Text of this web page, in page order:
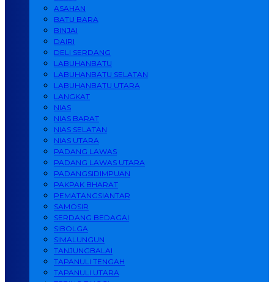
ASAHAN
BATU BARA
BINJAI
DAIRI
DELI SERDANG
LABUHANBATU
LABUHANBATU SELATAN
LABUHANBATU UTARA
LANGKAT
NIAS
NIAS BARAT
NIAS SELATAN
NIAS UTARA
PADANG LAWAS
PADANG LAWAS UTARA
PADANGSIDIMPUAN
PAKPAK BHARAT
PEMATANGSIANTAR
SAMOSIR
SERDANG BEDAGAI
SIBOLGA
SIMALUNGUN
TANJUNGBALAI
TAPANULI TENGAH
TAPANULI UTARA